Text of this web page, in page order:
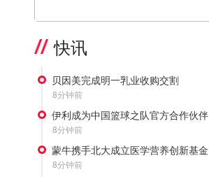
快讯
贝因美完成明一乳业收购交割
8分钟前
伊利成为中国篮球之队官方合作伙伴
8分钟前
蒙牛携手北大成立医学营养创新基金
8分钟前